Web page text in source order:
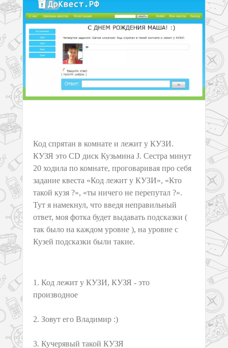
Код спрятан в комнате и лежит у КУЗИ.
КУЗЯ это CD диск Кузьмина J. Сестра минут
20 ходила по комнате, проговаривая про себя
задание квеста «Код лежит у КУЗИ», «Кто
такой кузя ?», «ты ничего не перепутал ?».
Тут я намекнул, что введя неправильный
ответ, моя фотка будет выдавать подсказки (
так было на каждом уровне ), на уровне с
Кузей подсказки были такие.
1. Код лежит у КУЗИ, КУЗЯ - это
производное
2. Зовут его Владимир :)
3. Кучерявый такой КУЗЯ